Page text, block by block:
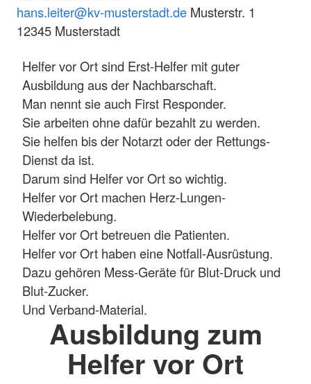
hans.leiter@kv-musterstadt.de Musterstr. 1
12345 Musterstadt
Helfer vor Ort sind Erst-Helfer mit guter
Ausbildung aus der Nachbarschaft.
Man nennt sie auch First Responder.
Sie arbeiten ohne dafür bezahlt zu werden.
Sie helfen bis der Notarzt oder der Rettungs-
Dienst da ist.
Darum sind Helfer vor Ort so wichtig.
Helfer vor Ort machen Herz-Lungen-
Wiederbelebung.
Helfer vor Ort betreuen die Patienten.
Helfer vor Ort haben eine Notfall-Ausrüstung.
Dazu gehören Mess-Geräte für Blut-Druck und
Blut-Zucker.
Und Verband-Material.
Ausbildung zum
Helfer vor Ort